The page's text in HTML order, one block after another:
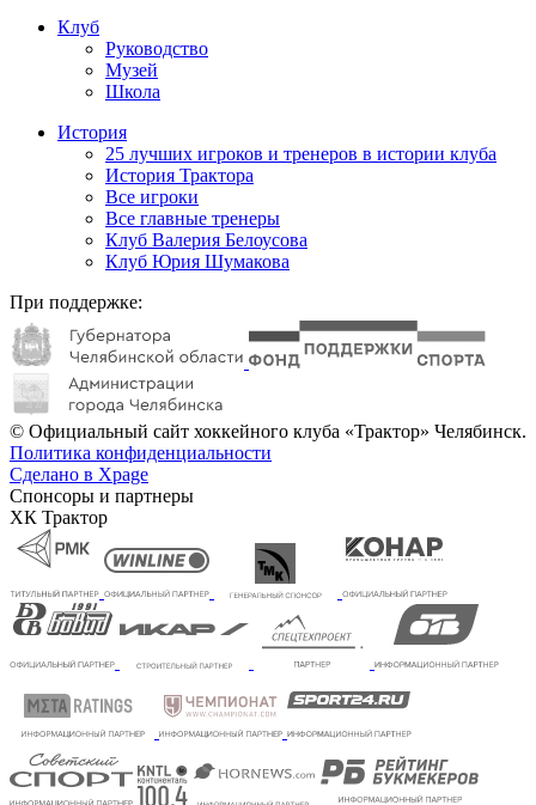
Клуб
Руководство
Музей
Школа
История
25 лучших игроков и тренеров в истории клуба
История Трактора
Все игроки
Все главные тренеры
Клуб Валерия Белоусова
Клуб Юрия Шумакова
При поддержке:
© Официальный сайт хоккейного клуба «Трактор» Челябинск.
Политика конфиденциальности
Сделано в Xpage
Спонсоры и партнеры
ХК Трактор